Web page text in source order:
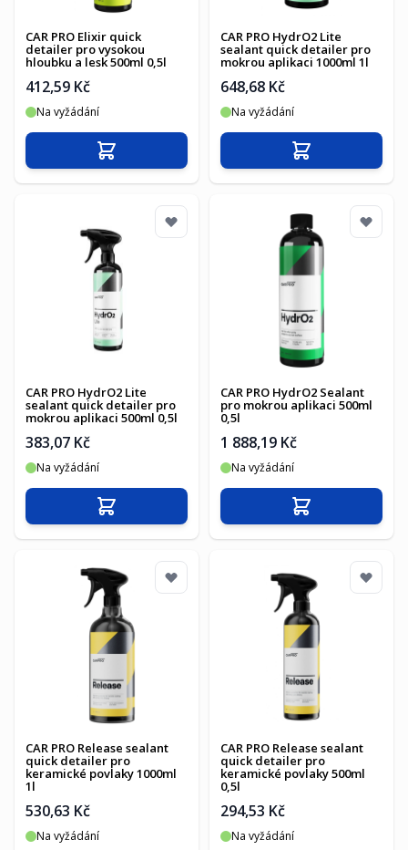
CAR PRO Elixir quick
detailer pro vysokou
hloubku a lesk 500ml 0,5l
412,59 Kč
Na vyžádání
Přidat do košíku
CAR PRO HydrO2 Lite
sealant quick detailer pro
mokrou aplikaci 1000ml 1l
648,68 Kč
Na vyžádání
Přidat do košíku
CAR PRO HydrO2 Lite
sealant quick detailer pro
mokrou aplikaci 500ml 0,5l
383,07 Kč
Na vyžádání
Přidat do košíku
CAR PRO HydrO2 Sealant
pro mokrou aplikaci 500ml
0,5l
1 888,19 Kč
Na vyžádání
Přidat do košíku
CAR PRO Release sealant
quick detailer pro
keramické povlaky 1000ml
1l
530,63 Kč
Na vyžádání
CAR PRO Release sealant
quick detailer pro
keramické povlaky 500ml
0,5l
294,53 Kč
Na vyžádání